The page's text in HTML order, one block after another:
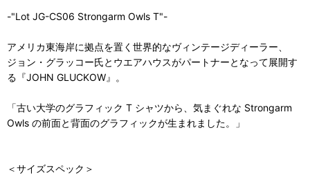
-"Lot JG-CS06 Strongarm Owls T"-
アメリカ東海岸に拠点を置く世界的なヴィンテージディーラー、
ジョン・グラッコー氏とウエアハウスがパートナーとなって展開す
る『JOHN GLUCKOW』。
「古い大学のグラフィック T シャツから、気まぐれな Strongarm
Owls の前面と背面のグラフィックが生まれました。」
＜サイズスペック＞